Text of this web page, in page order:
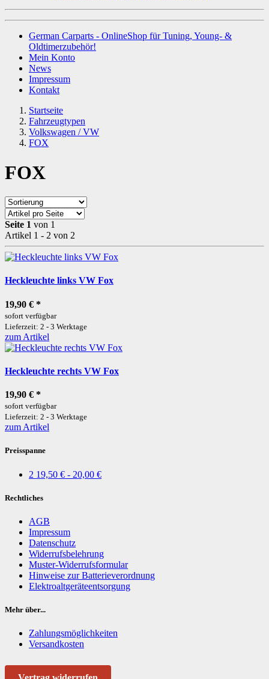
German Carparts - OnlineShop für Tuning, Young- &
Oldtimerzubehör!
Mein Konto
News
Impressum
Kontakt
Startseite
Fahrzeugtypen
Volkswagen / VW
FOX
FOX
Seite 1 von 1
Artikel 1 - 2 von 2
Heckleuchte links VW Fox
19,90 € *
sofort verfügbar
Lieferzeit: 2 - 3 Werktage
zum Artikel
Heckleuchte rechts VW Fox
19,90 € *
sofort verfügbar
Lieferzeit: 2 - 3 Werktage
zum Artikel
Preisspanne
2 19,50 € - 20,00 €
Rechtliches
AGB
Impressum
Datenschutz
Widerrufsbelehrung
Muster-Widerrufsformular
Hinweise zur Batterieverordnung
Elektroaltgeräteentsorgung
Mehr über...
Zahlungsmöglichkeiten
Versandkosten